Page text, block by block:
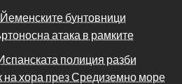
бунтовници
атака в рамките
полиция разби
на хора през Средиземно море